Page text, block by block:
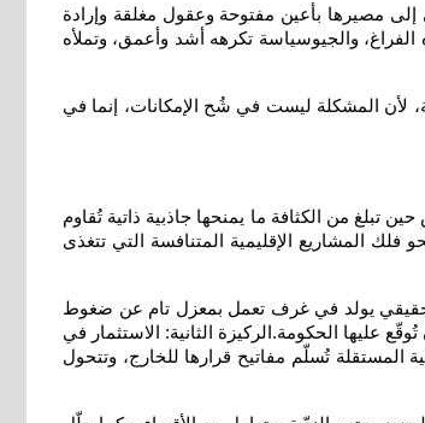
إلى مصيرها بأعين مفتوحة وعقول مغلقة وإرادة
والجيوسياسة تكرهه أشد وأعمق، وتملأه
لأن المشكلة ليست في شُح الإمكانات، إنما في
تبلغ من الكثافة ما يمنحها جاذبية ذاتية تُقاوم
فلك المشاريع الإقليمية المتنافسة التي تتغذى
الحقيقي يولد في غرف تعمل بمعزل تام عن ضغوط
عليها الحكومة.الركيزة الثانية: الاستثمار في
المستقلة تُسلّم مفاتيح قرارها للخارج، وتتحول